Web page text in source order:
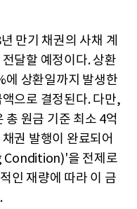
만기 채권의 사채 계
달할 예정이다. 상환
에 상환일까지 발생한
으로 결정된다. 다만,
원금 기준 최소 4억
권 발행이 완료되어
Condition)'을 전제로
인 재량에 따라 이 금